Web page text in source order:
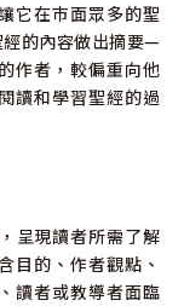
它在巿面眾多的聖
的內容做出摘要—
作者，較偏重向他
讀和學習聖經的過
呈現讀者所需了解
目的、作者觀點、
讀者或教導者面臨